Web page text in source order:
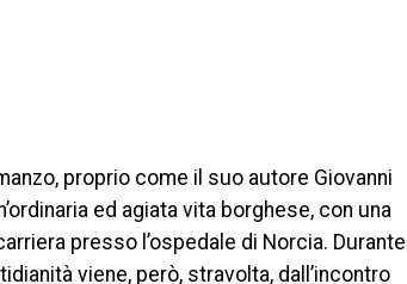
proprio come il suo autore Giovanni
ed agiata vita borghese, con una
presso l’ospedale di Norcia. Durante
viene, però, stravolta, dall’incontro